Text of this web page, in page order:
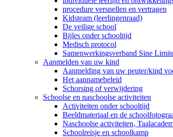
procedure versnellen en vertragen
Kidsteam (leerlingenraad)
De veilige school
Bijles onder schooltijd
Medisch protocol
Samenwerkingsverband Sine
Aanmelden van uw kind
Aanmelding van uw peuter/kind
Het aannamebeleid
Schorsing of verwijdering
Schoolse en naschoolse activiteiten
Activiteiten onder schooltijd
Beeldmateriaal en de
Naschoolse activiteiten,
Schoolreisje en schoolkamp